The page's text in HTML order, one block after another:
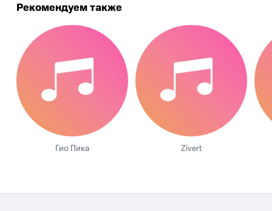
Рекомендуем также
Гио Пика Zivert